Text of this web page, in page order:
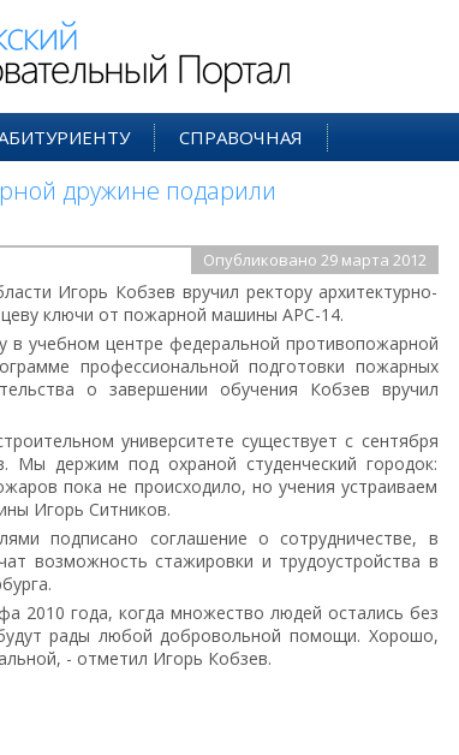
СПРАВОЧНАЯ
дружине подарили
Опубликовано 29 марта 2012
Игорь Кобзев вручил ректору архитектурно-
ключи от пожарной машины АРС-14.
в учебном центре федеральной противопожарной
профессиональной подготовки пожарных
о завершении обучения Кобзев вручил
университете существует с сентября
Мы держим под охраной студенческий городок:
пока не происходило, но учения устраиваем
Игорь Ситников.
подписано соглашение о сотрудничестве, в
возможность стажировки и трудоустройства в
2010 года, когда множество людей остались без
рады любой добровольной помощи. Хорошо,
- отметил Игорь Кобзев.